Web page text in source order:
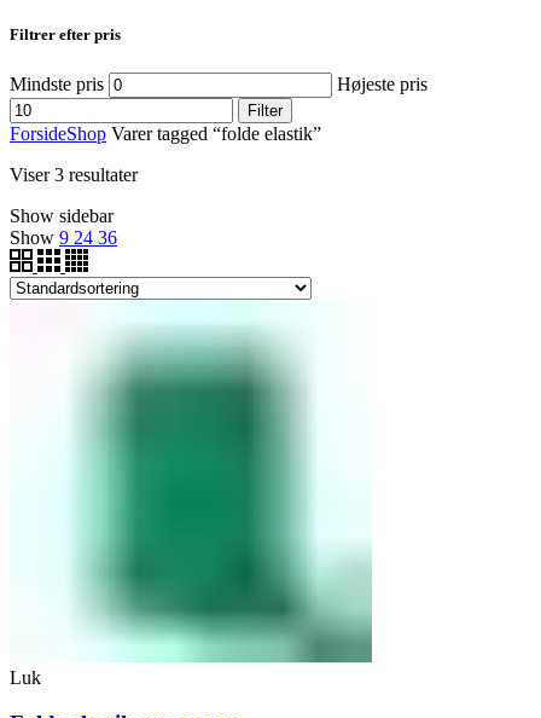
Filtrer efter pris
Mindste pris Højeste pris
Filter
ForsideShop Varer tagged “folde elastik”
Viser 3 resultater
Show sidebar
Show 9 24 36
Luk